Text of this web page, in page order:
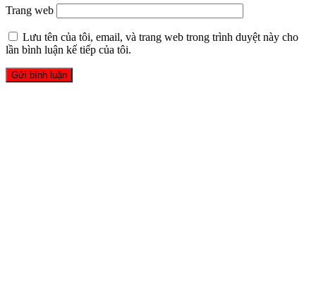
Trang web
Lưu tên của tôi, email, và trang web trong trình duyệt này cho
lần bình luận kế tiếp của tôi.